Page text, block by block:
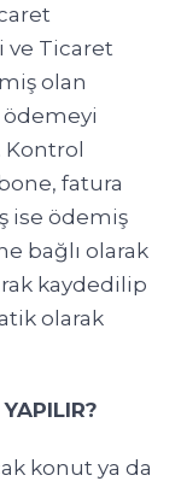
ve Ticaret
olan
ödemeyi
fatura
ise ödemiş
bağlı olarak
kaydedilip
olarak
konut ya da